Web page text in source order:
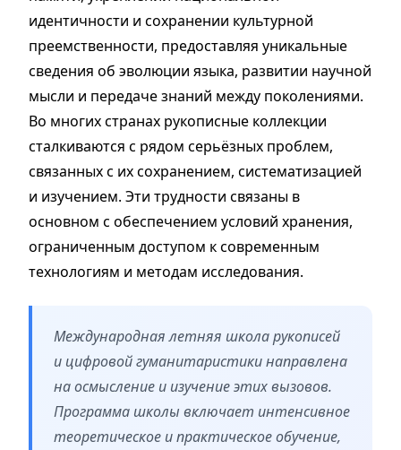
идентичности и сохранении культурной
преемственности, предоставляя уникальные
сведения об эволюции языка, развитии научной
мысли и передаче знаний между поколениями.
Во многих странах рукописные коллекции
сталкиваются с рядом серьёзных проблем,
связанных с их сохранением, систематизацией
и изучением. Эти трудности связаны в
основном с обеспечением условий хранения,
ограниченным доступом к современным
технологиям и методам исследования.
Международная летняя школа рукописей
и цифровой гуманитаристики направлена
на осмысление и изучение этих вызовов.
Программа школы включает интенсивное
теоретическое и практическое обучение,